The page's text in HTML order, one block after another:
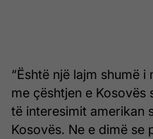
“Është një lajm shumë
me çështjen e Kosovës
të interesimit amerikan
Kosovës. Ne e dimë se